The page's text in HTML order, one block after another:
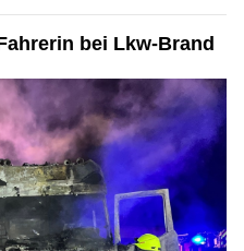
bei Lkw-Brand